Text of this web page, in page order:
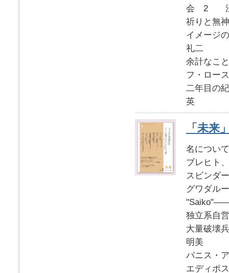
会 2 渋
祈りと無
イメージ
礼二
余計なこ
フ・ロース
二年目の
英
「未来
名につい
ブレヒト
スビンダ
グワダル
独立系
大量破壊
明美
パニス・
エディポ